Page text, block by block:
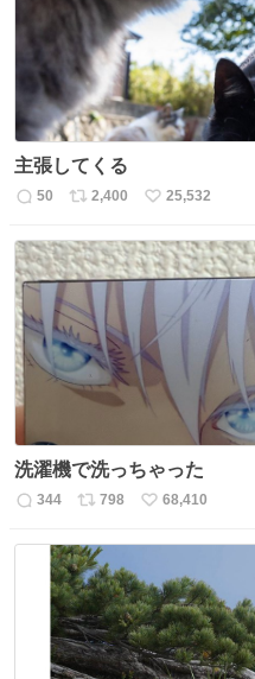
主張してくる
返
数
50
リ
ス
ト
数
2,400
い
ね
数
25,532
洗濯機で洗っちゃった
返
344
リ
ス
ト
数
798
い
数
68,410